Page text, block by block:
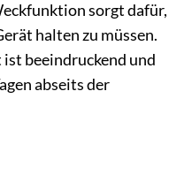
sorgt dafür,
halten zu müssen.
beeindruckend und
abseits der